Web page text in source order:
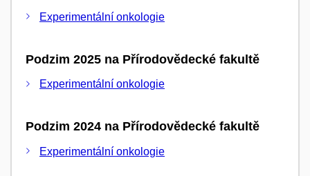
Experimentální onkologie
Podzim 2025 na Přírodovědecké fakultě
Experimentální onkologie
Podzim 2024 na Přírodovědecké fakultě
Experimentální onkologie